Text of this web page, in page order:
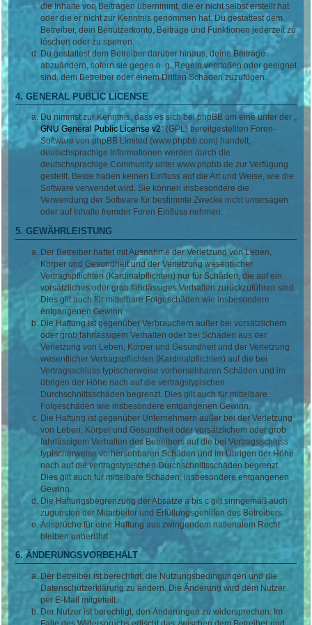
die Inhalte von Beiträgen übernimmt, die er nicht selbst erstellt hat
oder die er nicht zur Kenntnis genommen hat. Du gestattest dem
Betreiber, dein Benutzerkonto, Beiträge und Funktionen jederzeit zu
löschen oder zu sperren.
Du gestattest dem Betreiber darüber hinaus, deine Beiträge
abzuändern, sofern sie gegen o. g. Regeln verstoßen oder geeignet
sind, dem Betreiber oder einem Dritten Schaden zuzufügen.
4. GENERAL PUBLIC LICENSE
Du nimmst zur Kenntnis, dass es sich bei phpBB um eine unter der „
GNU General Public License v2“ (GPL) bereitgestellten Foren-
Software von phpBB Limited (www.phpbb.com) handelt;
deutschsprachige Informationen werden durch die
deutschsprachige Community unter www.phpbb.de zur Verfügung
gestellt. Beide haben keinen Einfluss auf die Art und Weise, wie die
Software verwendet wird. Sie können insbesondere die
Verwendung der Software für bestimmte Zwecke nicht untersagen
oder auf Inhalte fremder Foren Einfluss nehmen.
5. GEWÄHRLEISTUNG
Der Betreiber haftet mit Ausnahme der Verletzung von Leben,
Körper und Gesundheit und der Verletzung wesentlicher
Vertragspflichten (Kardinalpflichten) nur für Schäden, die auf ein
vorsätzliches oder grob fahrlässiges Verhalten zurückzuführen sind.
Dies gilt auch für mittelbare Folgeschäden wie insbesondere
entgangenen Gewinn.
Die Haftung ist gegenüber Verbrauchern außer bei vorsätzlichem
oder grob fahrlässigem Verhalten oder bei Schäden aus der
Verletzung von Leben, Körper und Gesundheit und der Verletzung
wesentlicher Vertragspflichten (Kardinalpflichten) auf die bei
Vertragsschluss typischerweise vorhersehbaren Schäden und im
übrigen der Höhe nach auf die vertragstypischen
Durchschnittsschäden begrenzt. Dies gilt auch für mittelbare
Folgeschäden wie insbesondere entgangenen Gewinn.
Die Haftung ist gegenüber Unternehmern außer bei der Verletzung
von Leben, Körper und Gesundheit oder vorsätzlichem oder grob
fahrlässigem Verhalten des Betreibers auf die bei Vertragsschluss
typischerweise vorhersehbaren Schäden und im Übrigen der Höhe
nach auf die vertragstypischen Durchschnittsschäden begrenzt.
Dies gilt auch für mittelbare Schäden, insbesondere entgangenen
Gewinn.
Die Haftungsbegrenzung der Absätze a bis c gilt sinngemäß auch
zugunsten der Mitarbeiter und Erfüllungsgehilfen des Betreibers.
Ansprüche für eine Haftung aus zwingendem nationalem Recht
bleiben unberührt.
6. ÄNDERUNGSVORBEHALT
Der Betreiber ist berechtigt, die Nutzungsbedingungen und die
Datenschutzerklärung zu ändern. Die Änderung wird dem Nutzer
per E-Mail mitgeteilt.
Der Nutzer ist berechtigt, den Änderungen zu widersprechen. Im